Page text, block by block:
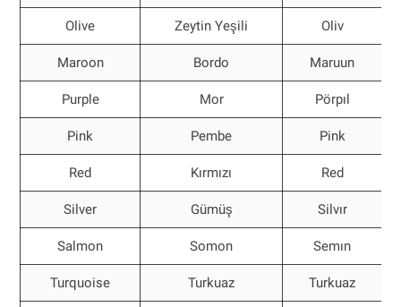
Olive Zeytin Yeşili Oliv
Maroon Bordo Maruun
Purple Mor Pörpıl
Pink Pembe Pink
Red Kırmızı Red
Silver Gümüş Silvır
Salmon Somon Semın
Turquoise Turkuaz Turkuaz